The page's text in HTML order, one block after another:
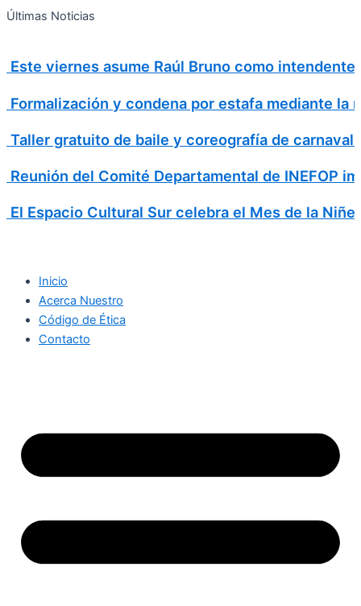
Ir
Últimas Noticias
Este viernes asume Raúl Bruno como intendente
Formalización y condena por estafa mediante la
Taller gratuito de baile y coreografía de carnaval
Reunión del Comité Departamental de INEFOP
El Espacio Cultural Sur celebra el Mes de la
Inicio
Acerca Nuestro
Código de Ética
Contacto
Search